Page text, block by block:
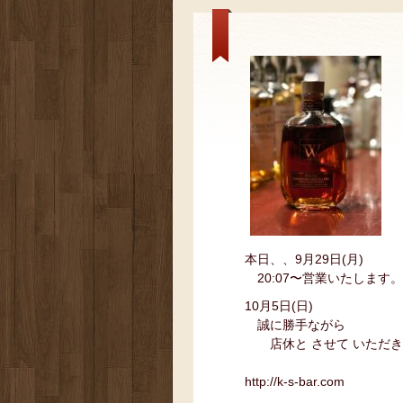
本日、、9月29日(月)
20:07〜営業いたします。
10月5日(日)
誠に勝手ながら
店休と させて いただき
http://k-s-bar.com